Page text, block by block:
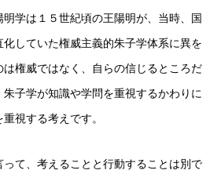
学は１５世紀頃の王陽明が、当時、国
していた権威主義的朱子学体系に異を
権威ではなく、自らの信じるところだ
子学が知識や学問を重視するかわりに
視する考えです。
て、考えることと行動することは別で